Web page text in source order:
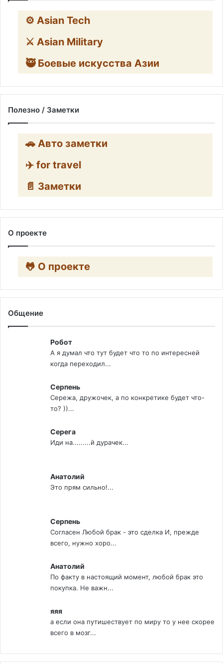
⚙️ Asian Tech
⚔️ Asian Military
🥷 Боевые искусства Азии
Полезно / Заметки
🚗 Авто заметки
✈️ for travel
📄 Заметки
О проекте
🐸 О проекте
Общение
Робот
А я думал что тут будет что то по интересней
когда переходил...
Серпень
Сережа, дружочек, а по конкретике будет что-
то? ))...
Серега
Иди на.........й дурачек...
Анатолий
Это прям сильно!...
Серпень
Согласен Любой брак - это сделка И, прежде
всего, нужно хоро...
Анатолий
По факту в настоящий момент, любой брак это
покупка. Не важн...
яяя
а если она путишествует по миру то у нее скорее
всего в мозг...